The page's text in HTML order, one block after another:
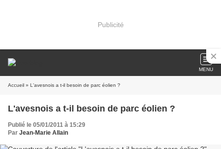
Publicité
MENU
Accueil » L'avesnois a t-il besoin de parc éolien ?
L'avesnois a t-il besoin de parc éolien ?
Publié le 05/01/2011 à 15:29
Par Jean-Marie Allain